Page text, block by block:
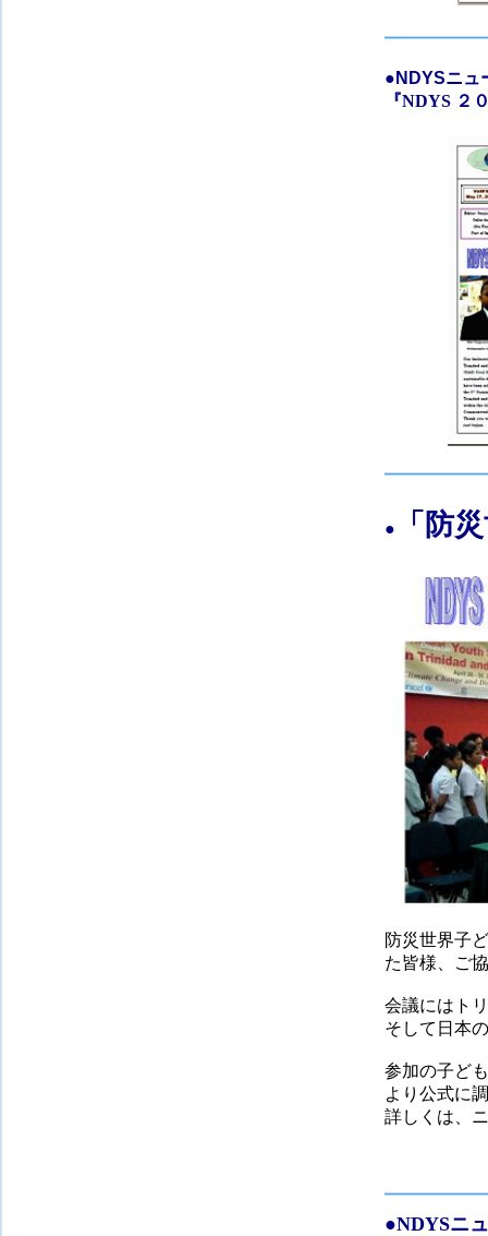
● NDYSニュ
『NDYS ２
● 「防
防災世界子
た皆様、ご
会議にはト
そして日本
参加の子ど
より公式に
詳しくは、
●NDYSニ